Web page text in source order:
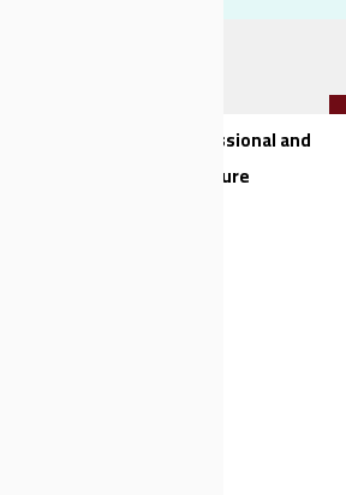
Invest in Your Professional and
Research Future